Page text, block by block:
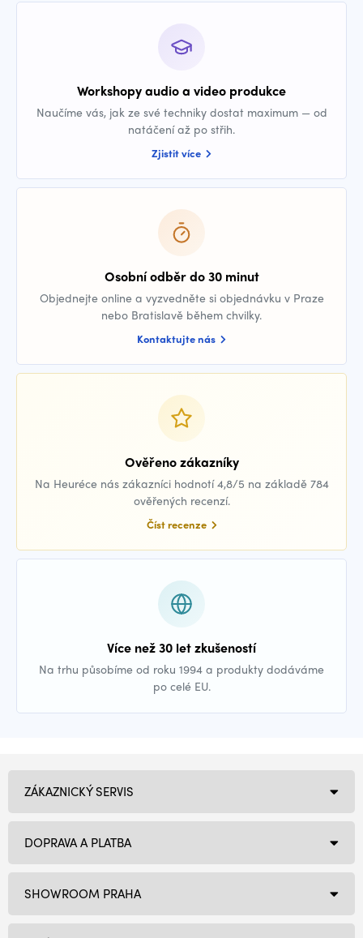
Workshopy audio a video produkce
Naučíme vás, jak ze své techniky dostat maximum — od
natáčení až po střih.
Zjistit více
Osobní odběr do 30 minut
Objednejte online a vyzvedněte si objednávku v Praze
nebo Bratislavě během chvilky.
Kontaktujte nás
Ověřeno zákazníky
Na Heuréce nás zákazníci hodnotí 4,8/5 na základě 784
ověřených recenzí.
Číst recenze
Více než 30 let zkušeností
Na trhu působíme od roku 1994 a produkty dodáváme
po celé EU.
SHOWROOM PRAHA
ZÁKAZNICKÝ SERVIS
DOPRAVA A PLATBA